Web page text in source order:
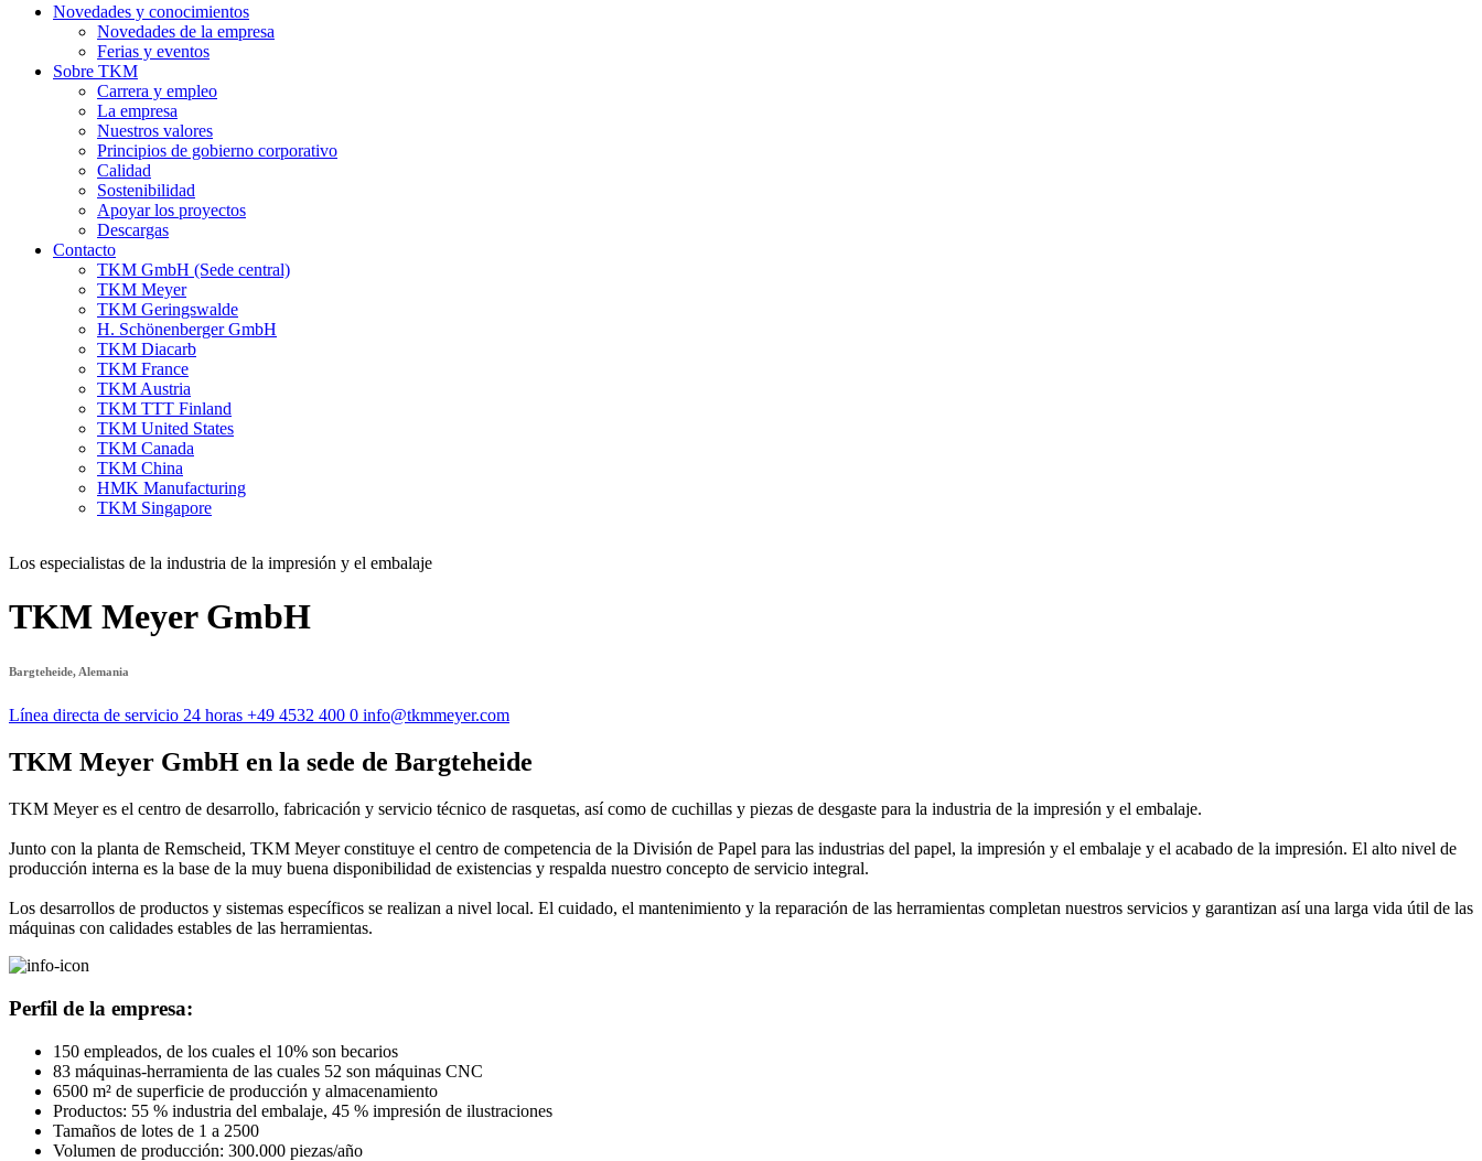
Novedades y conocimientos
Novedades de la empresa
Ferias y eventos
Sobre TKM
Carrera y empleo
La empresa
Nuestros valores
Principios de gobierno corporativo
Calidad
Sostenibilidad
Apoyar los proyectos
Descargas
Contacto
TKM GmbH (Sede central)
TKM Meyer
TKM Geringswalde
H. Schönenberger GmbH
TKM Diacarb
TKM France
TKM Austria
TKM TTT Finland
TKM United States
TKM Canada
TKM China
HMK Manufacturing
TKM Singapore
Los especialistas de la industria de la impresión y el embalaje
TKM Meyer GmbH
Bargteheide, Alemania
Línea directa de servicio 24 horas +49 4532 400 0 info@tkmmeyer.com
TKM Meyer GmbH en la sede de Bargteheide
TKM Meyer es el centro de desarrollo, fabricación y servicio técnico de rasquetas, así como de cuchillas y piezas de desgaste para la industria de la impresión y el embalaje.
Junto con la planta de Remscheid, TKM Meyer constituye el centro de competencia de la División de Papel para las industrias del papel, la impresión y el embalaje y el acabado de la impresión. El alto nivel de
producción interna es la base de la muy buena disponibilidad de existencias y respalda nuestro concepto de servicio integral.
Los desarrollos de productos y sistemas específicos se realizan a nivel local. El cuidado, el mantenimiento y la reparación de las herramientas completan nuestros servicios y garantizan así una larga vida útil de las
máquinas con calidades estables de las herramientas.
Perfil de la empresa:
150 empleados, de los cuales el 10% son becarios
83 máquinas-herramienta de las cuales 52 son máquinas CNC
6500 m² de superficie de producción y almacenamiento
Productos: 55 % industria del embalaje, 45 % impresión de ilustraciones
Tamaños de lotes de 1 a 2500
Volumen de producción: 300.000 piezas/año